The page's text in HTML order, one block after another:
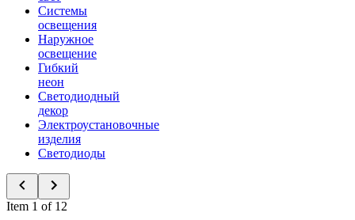
Системы
освещения
Наружное
освещение
Гибкий
неон
Светодиодный
декор
Электроустановочные
изделия
Светодиоды
Item 1 of 12